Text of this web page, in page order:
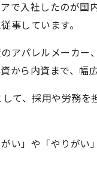
で入社したのが国
事しています。
アパレルメーカー
から内資まで、幅
て、採用や労務
い」や「やりが